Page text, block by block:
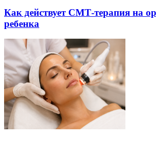
Как действует СМТ-терапия на
ребенка